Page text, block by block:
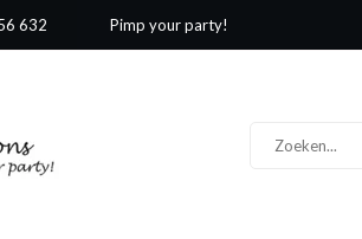
632 Pimp your party!